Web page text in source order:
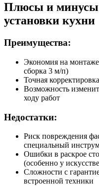
Плюсы и минусы
установки кухни
Преимущества:
Экономия на монтаже
сборка 3 м/п)
Точная
Возможность
ходу работ
Недостатки:
Риск повреждения
специальный
Ошибки в раскрое
(особенно у
Сложности с
встроенной техники